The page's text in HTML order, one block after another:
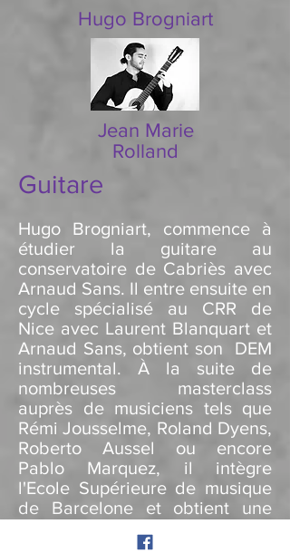
Hugo Brogniart
Jean Marie
Rolland
Guitare
Hugo Brogniart, commence à
étudier la guitare au
conservatoire de Cabriès avec
Arnaud Sans. Il entre ensuite en
cycle spécialisé au CRR de
Nice avec Laurent Blanquart et
Arnaud Sans, obtient son DEM
instrumental. À la suite de
nombreuses masterclass
auprès de musiciens tels que
Rémi Jousselme, Roland Dyens,
Roberto Aussel ou encore
Pablo Marquez, il intègre
l'Ecole Supérieure de musique
de Barcelone et obtient une
Àlex Garrobé. Durant ces